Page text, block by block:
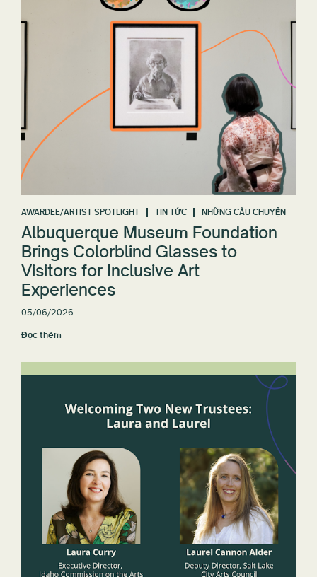
AWARDEE/ARTIST SPOTLIGHT TIN TỨC NHỮNG CÂU CHUYỆN
Albuquerque Museum Foundation
Brings Colorblind Glasses to
Visitors for Inclusive Art
Experiences
05/06/2026
Đọc thêm